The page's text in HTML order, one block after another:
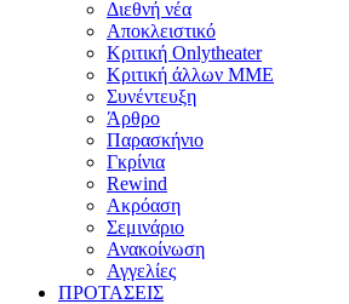
Διεθνή νέα
Αποκλειστικό
Κριτική Onlytheater
Κριτική άλλων ΜΜΕ
Συνέντευξη
Άρθρο
Παρασκήνιο
Γκρίνια
Rewind
Ακρόαση
Σεμινάριο
Ανακοίνωση
Αγγελίες
ΠΡΟΤΑΣΕΙΣ